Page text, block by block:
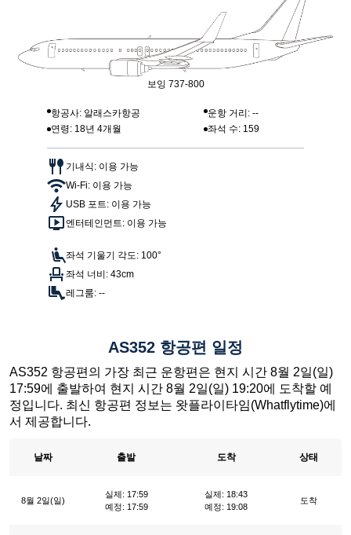
보잉 737-800
항공사: 알래스카항공
운항 거리: --
연령: 18년 4개월
좌석 수: 159
기내식: 이용 가능
Wi-Fi: 이용 가능
USB 포트: 이용 가능
엔터테인먼트: 이용 가능
좌석 기울기 각도: 100°
좌석 너비: 43cm
레그룸: --
AS352 항공편 일정
AS352 항공편의 가장 최근 운항편은 현지 시간 8월 2일(일)
17:59에 출발하여 현지 시간 8월 2일(일) 19:20에 도착할 예
정입니다. 최신 항공편 정보는 왓플라이타임(Whatflytime)에
서 제공합니다.
날짜 출발 도착 상태
8월 2일(일)
실제: 17:59
예정: 17:59
실제: 18:43
예정: 19:08
도착